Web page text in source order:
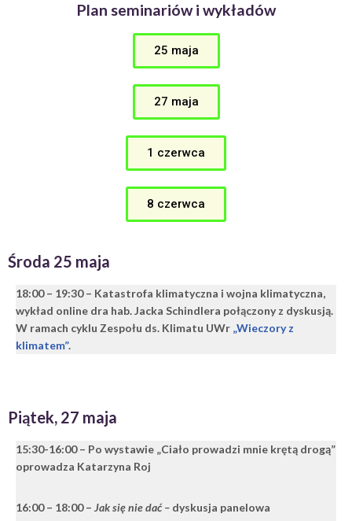
Plan seminariów i wykładów
25 maja
27 maja
1 czerwca
8 czerwca
Środa 25 maja
18:00 – 19:30– Katastrofa klimatyczna i wojna klimatyczna,
wykład online dra hab. Jacka Schindlera połączony z dyskusją.
W ramach cyklu Zespołu ds. Klimatu UWr „Wieczory z
klimatem”.
Piątek, 27 maja
15:30-16:00 – Po wystawie „Ciało prowadzi mnie krętą drogą”
oprowadza Katarzyna Roj
16:00 – 18:00 – Jak się nie dać – dyskusja panelowa